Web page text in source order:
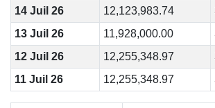
14 Juil 26
12,123,983.74
13 Juil 26
11,928,000.00
12 Juil 26
12,255,348.97
11 Juil 26
12,255,348.97